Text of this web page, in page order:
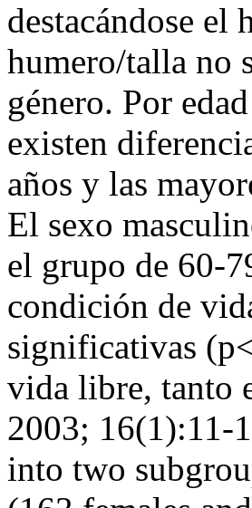
destacándose el
humero/talla no
género. Por
existen
años y las
El sexo
el grupo de 60-
condición de
significativas
vida libre, tanto
2003; 16(1):11-
into two